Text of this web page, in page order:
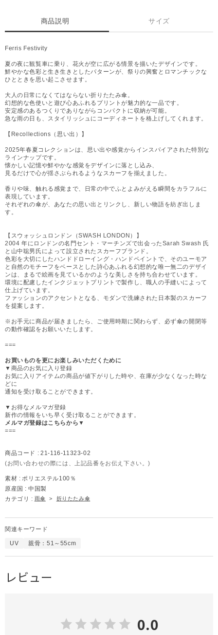
商品説明 サイズ
Ferris Festivity
夏の夜に観覧車に乗り、花火が空に広がる情景を描いたデザインです。
鮮やかな色彩と生き生きとしたパターンが、祭りの興奮とロマンチックな
ひとときを思い起こさせます。
大人の日常になくてはならない折りたたみ傘。
幻想的な色使いと遊び心あふれるプリントが魅力的な一品です。
安定感のあるつくりでありながらコンパクトに収納が可能。
急な雨の日も、スタイリッシュにコーディネートを格上げしてくれます。
【Recollections（思い出）】
2025年春夏コレクションは、思い出や感覚からインスパイアされた特別な
ラインナップです。
懐かしい記憶や鮮やかな感覚をデザインに落とし込み、
見るだけで心が揺さぶられるようなスカーフを揃えました。
香りや味、触れる感覚まで、日常の中でふとよみがえる瞬間をカラフルに
表現しています。
それぞれの傘が、あなたの思い出とリンクし、新しい物語を紡ぎ出しま
す。
【スウォッシュロンドン（SWASH LONDON）】
2004 年にロンドンの名門セント・マーチンズで出会ったSarah Swash 氏
と山中聡男氏によって設立されたスカーフブランド。
色彩を大切にしたハンドドローイング・ハンドペイントで、そのユーモア
と自然のモチーフをベースとした詩心あふれる幻想的な唯一無二のデザイ
ンは、まるで絵画を見ているかのような美しさを持ち合わせています。
環境に配慮したインクジェットプリントで製作し、職人の手縫いによって
仕上げています。
ファッションのアクセントとなる、モダンで洗練された日本製のスカーフ
を提案します。
※お手元に商品が届きましたら、ご使用時期に関わらず、必ず傘の開閉等
の動作確認をお願いいたします。
===
お買いものを更にお楽しみいただくために
▼商品のお気に入り登録
お気に入りアイテムの商品が値下がりした時や、在庫が少なくなった時な
どに
通知を受け取ることができます。
▼お得なメルマガ登録
新作の情報をいち早く受け取ることができます。
メルマガ登録はこちらから▼
===
商品コード : 21-116-11323-02
(お問い合わせの際には、上記品番をお伝え下さい。)
素材 : ポリエステル100％
原産国 : 中国製
カテゴリ : 雨傘 > 折りたたみ傘
関連キーワード
UV 親骨：51～55cm
レビュー
0.0